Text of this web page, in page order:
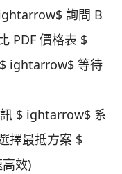
詢問 B
PDF 價格表 $
ightarrow$ 等待
$ ightarrow$ 系
擇最抵方案 $
效)